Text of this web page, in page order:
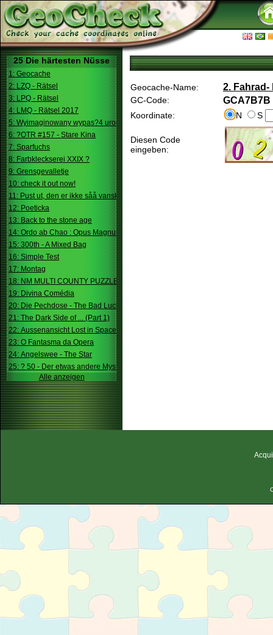
25 Die härtesten Nüsse
1: Geocache
2: LZQ - Rätsel
3: LPQ - Rätsel
4: LMQ - Rätsel 2017
5: Wyimaginowany wypas?4 urodziny
6: ?OTR #157 - Stare Kina
7: Sparfuchs
8: Farbkleckserei XXIX ?
9: Grensgevalletje
10: check it out now!
11: Pust ut, den er ikke såå vanskelig.
12: Poeticka
13: Back to the stone age
14: Ordo ab Chao : Opus Magnum
15: 300th - A Mixed Bag
16: Simple Test
17: Montag
18: NM MULTI COUNTY PUZZLE
19: Divina Comédia
20: Die Pechdose - The Bad Luck Box
21: The Dark Side of ... (Part 1)
22: Aussenansicht Lost in Space
23: O Fantasma da Opera
24: Angelswee - The Star
25: ? 50 - Der etwas andere Mystery
Alle anzeigen
Geocache-Name: 2. Fahrad-
GC-Code: GCA7B7B
Koordinate: N S
Diesen Code
eingeben: